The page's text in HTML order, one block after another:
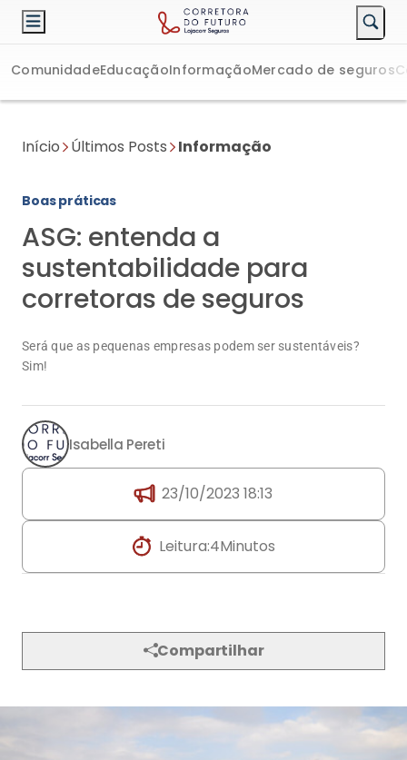
ComunidadeEducaçãoInformaçãoMercado de seguros
Início Últimos Posts Informação
Boas práticas
ASG: entenda a
sustentabilidade para
corretoras de seguros
Será que as pequenas empresas podem ser sustentáveis?
Sim!
Isabella Pereti
23/10/2023 18:13
Leitura:4Minutos
Compartilhar